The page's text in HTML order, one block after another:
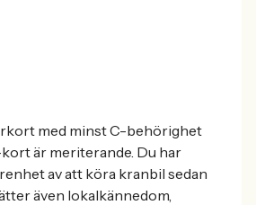
med minst C-behörighet
är meriterande. Du har
av att köra kranbil sedan
även lokalkännedom,